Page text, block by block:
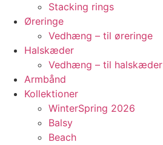
Stacking rings
Øreringe
Vedhæng – til øreringe
Halskæder
Vedhæng – til halskæder
Armbånd
Kollektioner
WinterSpring 2026
Balsy
Beach